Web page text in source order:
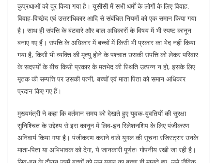
कुप्रथाओं को दूर किया गया है। यूसीसी में सभी धर्मों के लोगों के लिए विवाह,
विवाह-विच्छेद एवं उत्तराधिकार आदि से संबंधित नियमों को एक समान किया गया
है। साथ ही संपत्ति के बंटवारे और बाल अधिकारों के विषय में भी स्पष्ट कानून
बनाए गए हैं। संपत्ति के अधिकार में बच्चों में किसी भी प्रकार का भेद नहीं किया
गया है, किसी भी व्यक्ति की मृत्यु होने के पश्चात उसकी संपत्ति को लेकर परिवार
के सदस्यों के बीच किसी प्रकार के मतभेद की स्थिति उत्पन्न न हो, इसके लिए
मृतक की सम्पत्ति पर उसकी पत्नी, बच्चों एवं माता पिता को समान अधिकार
प्रदान किए गए हैं।
मुख्यमंत्री ने कहा कि वर्तमान समय को देखते हुए युवक-युवतियों की सुरक्षा
सुनिश्चित के उद्देश्य से इस कानून में लिव-इन रिलेशनशिप के लिए पंजीकरण
अनिवार्य किया गया है। पंजीकरण कराने वाले युगल की सूचना रजिस्ट्रार उनके
माता-पिता या अभिभावक को देगा, ये जानकारी पूर्णतः गोपनीय रखी जा रही है।